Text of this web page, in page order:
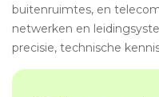
buitenruimtes, en
netwerken en
precisie, technische